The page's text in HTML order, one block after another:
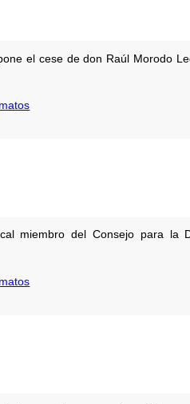
el cese de don Raúl Morodo
miembro del Consejo para la